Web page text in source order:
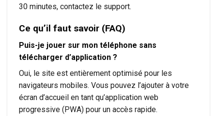
30 minutes, contactez le support.
Ce qu’il faut savoir (FAQ)
Puis-je jouer sur mon téléphone sans
télécharger d’application ?
Oui, le site est entièrement optimisé pour les
navigateurs mobiles. Vous pouvez l’ajouter à votre
écran d’accueil en tant qu’application web
progressive (PWA) pour un accès rapide.